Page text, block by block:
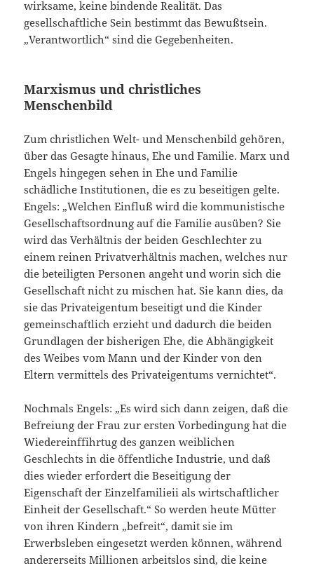
wirksame, keine bindende Realität. Das
gesellschaftliche Sein bestimmt das Bewußtsein.
„Verantwortlich“ sind die Gegebenheiten.
Marxismus und christliches
Menschenbild
Zum christlichen Welt- und Menschenbild gehören,
über das Gesagte hinaus, Ehe und Familie. Marx und
Engels hingegen sehen in Ehe und Familie
schädliche Institutionen, die es zu beseitigen gelte.
Engels: „Welchen Einfluß wird die kommunistische
Gesellschaftsordnung auf die Familie ausüben? Sie
wird das Verhältnis der beiden Geschlechter zu
einem reinen Privatverhältnis machen, welches nur
die beteiligten Personen angeht und worin sich die
Gesellschaft nicht zu mischen hat. Sie kann dies, da
sie das Privateigentum beseitigt und die Kinder
gemeinschaftlich erzieht und dadurch die beiden
Grundlagen der bisherigen Ehe, die Abhängigkeit
des Weibes vom Mann und der Kinder von den
Eltern vermittels des Privateigentums vernichtet“.
Nochmals Engels: „Es wird sich dann zeigen, daß die
Befreiung der Frau zur ersten Vorbedingung hat die
Wiedereinffihrtug des ganzen weiblichen
Geschlechts in die öffentliche Industrie, und daß
dies wieder erfordert die Beseitigung der
Eigenschaft der Einzelfamilieii als wirtschaftlicher
Einheit der Gesellschaft.“ So werden heute Mütter
von ihren Kindern „befreit“, damit sie im
Erwerbsleben eingesetzt werden können, während
andererseits Millionen arbeitslos sind, die keine